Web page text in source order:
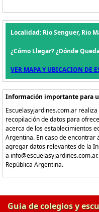
Localidad: Rio Senguer, Rio
¿Cómo Llegar? ¿Dónde
VER MAPA Y UBICACION DE
Información importante para
Escuelasyjardines.com.ar
recopilación de datos para
acerca de los establecimientos
Argentina. En caso de
agregar datos relevantes de la
a
República Argentina.
Guia de colegios y